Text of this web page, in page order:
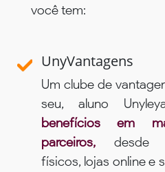
você tem:
UnyVantagens
Um clube de
seu, aluno
benefícios em
parceiros, desde
físicos, lojas online e